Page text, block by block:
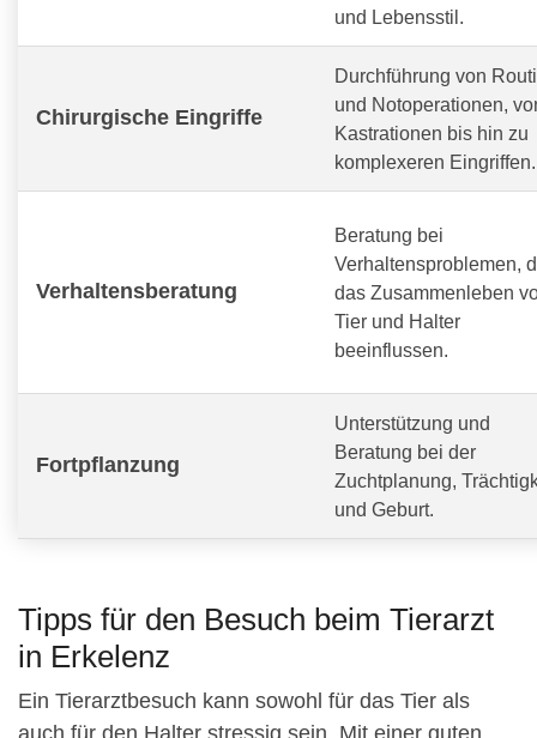
und Lebensstil.
Chirurgische Eingriffe
Durchführung von
und Notoperationen,
Kastrationen bis hin zu
komplexeren Eingriffen.
Verhaltensberatung
Beratung bei
Verhaltensproblemen,
das Zusammenleben
Tier und Halter
beeinflussen.
Fortpflanzung
Unterstützung und
Beratung bei der
Zuchtplanung,
und Geburt.
Tipps für den Besuch beim Tierarzt
in Erkelenz
Ein Tierarztbesuch kann sowohl für das Tier als
auch für den Halter stressig sein. Mit einer guten